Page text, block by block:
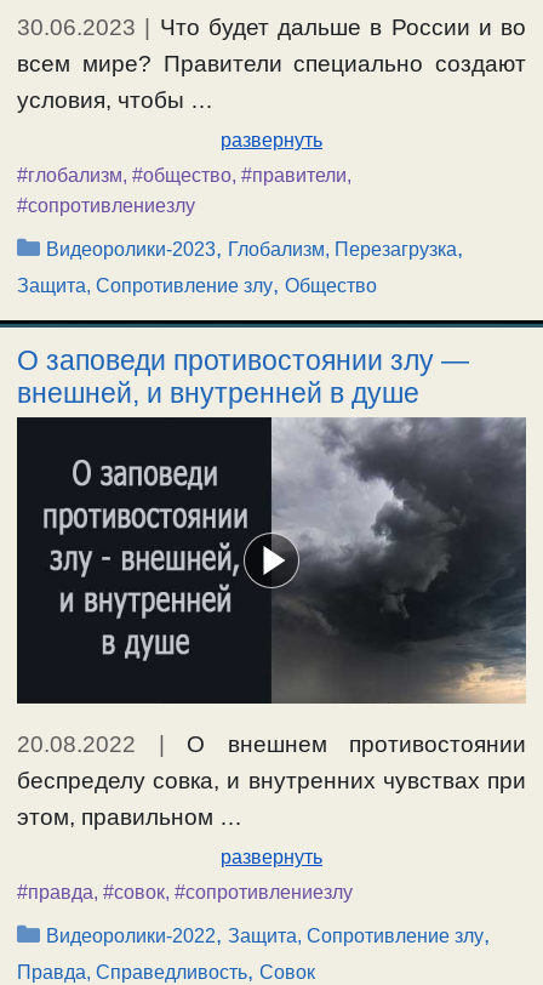
30.06.2023
Что будет дальше в России и во
всем мире? Правители специально создают
условия, чтобы …
развернуть
#глобализм, #общество, #правители,
#сопротивлениезлу
Рубрики
Видеоролики-2023, Глобализм, Перезагрузка,
Защита, Сопротивление злу, Общество
О заповеди противостоянии злу —
внешней, и внутренней в душе
20.08.2022 | О внешнем противостоянии
беспределу совка, и внутренних чувствах при
этом, правильном …
развернуть
#правда, #совок, #сопротивлениезлу
Рубрики
Видеоролики-2022,Защита, Сопротивление злу,
Правда, Справедливость, Совок